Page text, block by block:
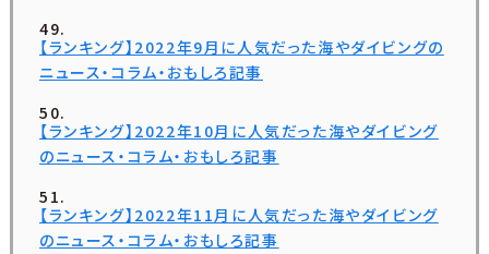
【ランキング】2022年9月に人気だった海やダイビングの
ニュース・コラム・おもしろ記事
【ランキング】2022年10月に人気だった海やダイビング
のニュース・コラム・おもしろ記事
【ランキング】2022年11月に人気だった海やダイビング
のニュース・コラム・おもしろ記事